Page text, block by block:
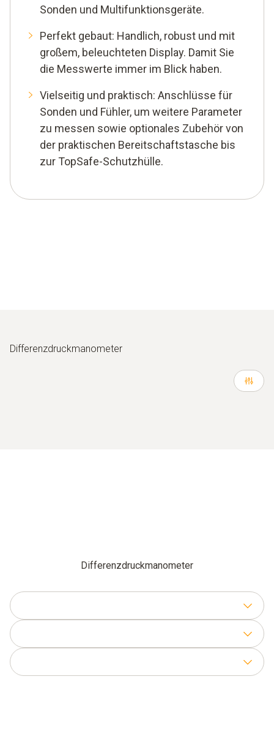
Sonden und Multifunktionsgeräte.
Perfekt gebaut: Handlich, robust und mit
großem, beleuchteten Display. Damit Sie
die Messwerte immer im Blick haben.
Vielseitig und praktisch: Anschlüsse für
Sonden und Fühler, um weitere Parameter
zu messen sowie optionales Zubehör von
der praktischen Bereitschaftstasche bis
zur TopSafe-Schutzhülle.
Differenzdruckmanometer
Differenzdruckmanometer